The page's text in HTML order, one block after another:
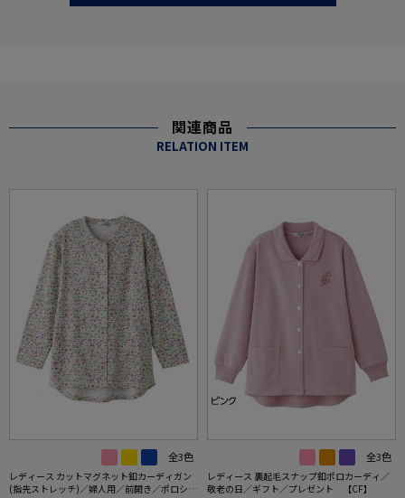
関連商品
RELATION ITEM
全3色
レディース カットマグネット釦カーディガン
(指先ストレッチ)／婦人用／前開き／ポロシャ
全3色
レディース 裏起毛スナップ釦ポロカーディ／
敬老の日／ギフト／プレゼント 【CF】